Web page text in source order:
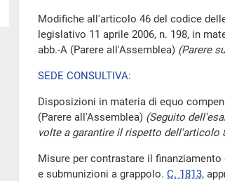
Modifiche all'articolo 46 del codice
legislativo 11 aprile 2006, n. 198, in
abb.-A (Parere all'Assemblea) (Parere
SEDE CONSULTIVA:
Disposizioni in materia di equo
(Parere all'Assemblea) (Seguito
volte a garantire il rispetto dell'articolo
Misure per contrastare il
e submunizioni a grappolo. C. 1813,